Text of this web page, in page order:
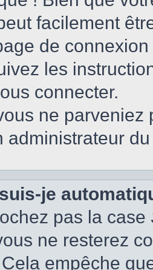
facilement
de
les
connecter.
ne
administrateur
je
pas la case
ne resterez
empêche